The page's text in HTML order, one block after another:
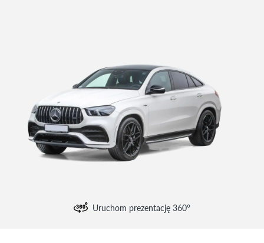
Uruchom prezentację 360°